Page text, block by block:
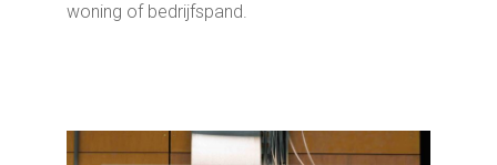
woning of bedrijfspand.